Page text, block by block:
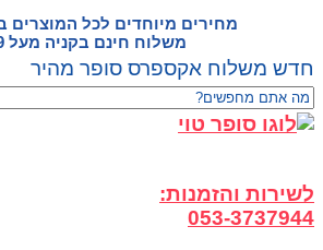
מחירים מיוחדים לכל המוצרים
משלוח חינם בקניה מעל 399 ₪
חדש משלוח אקספרס סופר מהיר
לשירות והזמנות:
053-3737944